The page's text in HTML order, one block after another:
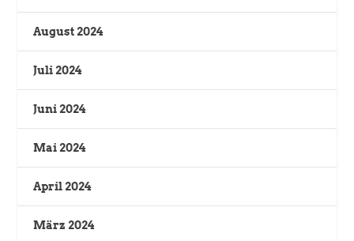
August 2024
Juli 2024
Juni 2024
Mai 2024
April 2024
März 2024